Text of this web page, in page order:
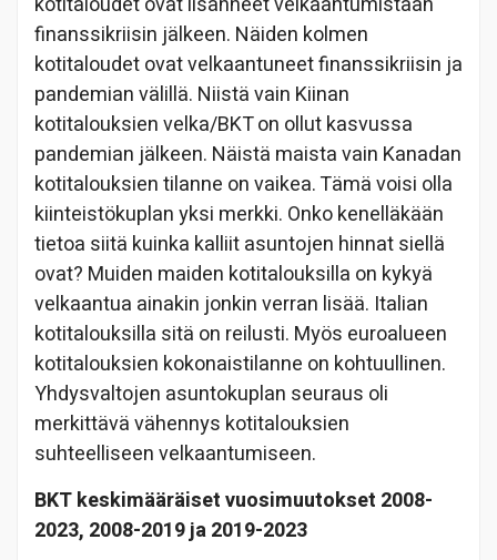
finanssikriisin jälkeen. Näiden kolmen
kotitaloudet ovat velkaantuneet finanssikriisin ja
pandemian välillä. Niistä vain Kiinan
kotitalouksien velka/BKT on ollut kasvussa
pandemian jälkeen. Näistä maista vain Kanadan
kotitalouksien tilanne on vaikea. Tämä voisi olla
kiinteistökuplan yksi merkki. Onko kenelläkään
tietoa siitä kuinka kalliit asuntojen hinnat siellä
ovat? Muiden maiden kotitalouksilla on kykyä
velkaantua ainakin jonkin verran lisää. Italian
kotitalouksilla sitä on reilusti. Myös euroalueen
kotitalouksien kokonaistilanne on kohtuullinen.
Yhdysvaltojen asuntokuplan seuraus oli
merkittävä vähennys kotitalouksien
suhteelliseen velkaantumiseen.
BKT keskimääräiset vuosimuutokset 2008-
2023, 2008-2019 ja 2019-2023